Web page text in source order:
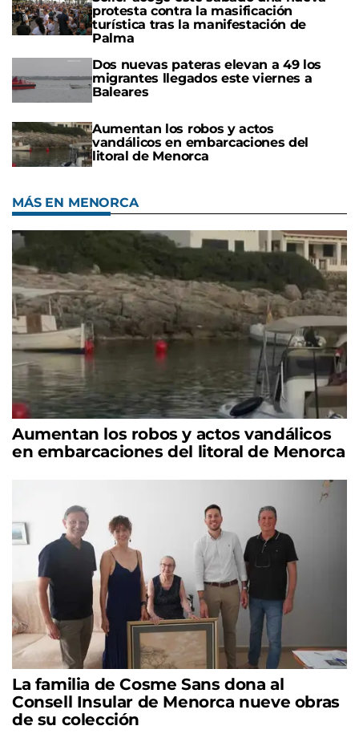
protesta contra la masificación
turística tras la manifestación de
Palma
Dos nuevas pateras elevan a 49 los
migrantes llegados este viernes a
Baleares
Aumentan los robos y actos
vandálicos en embarcaciones del
litoral de Menorca
MÁS EN MENORCA
Aumentan los robos y actos vandálicos
en embarcaciones del litoral de Menorca
La familia de Cosme Sans dona al
Consell Insular de Menorca nueve obras
de su colección